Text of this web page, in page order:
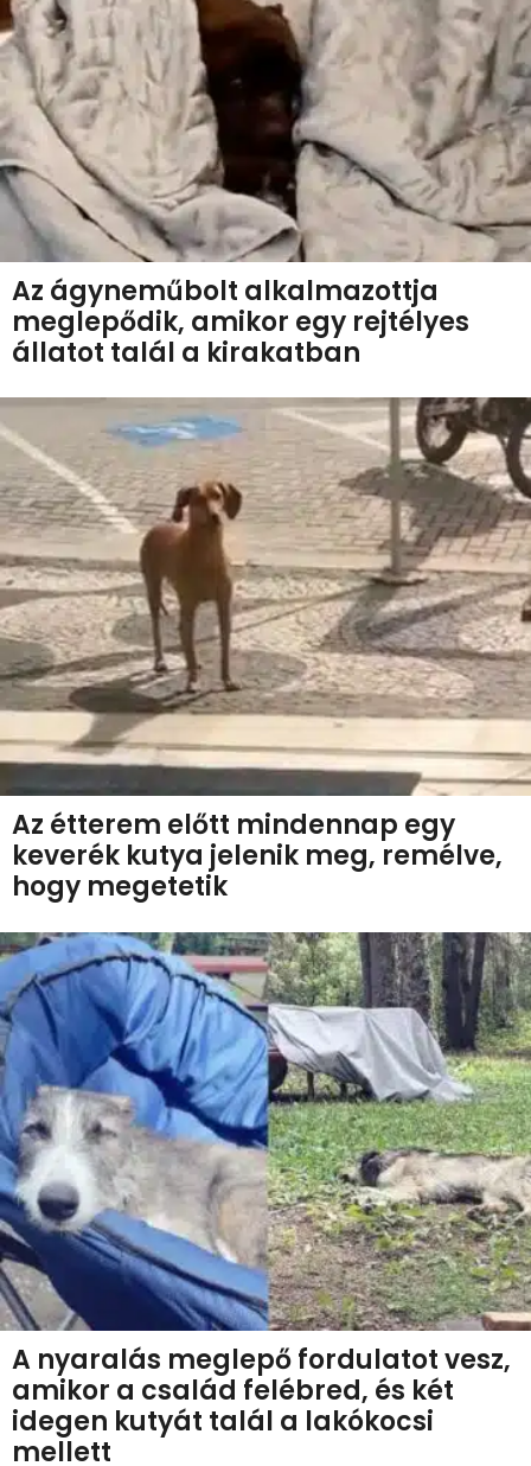
Az ágyneműbolt alkalmazottja
meglepődik, amikor egy rejtélyes
állatot talál a kirakatban
Az étterem előtt mindennap egy
keverék kutya jelenik meg, remélve,
hogy megetetik
A nyaralás meglepő fordulatot vesz,
amikor a család felébred, és két
idegen kutyát talál a lakókocsi
mellett